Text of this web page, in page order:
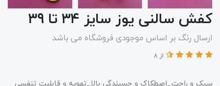
کفش سالنی یوز سایز ۳۴ تا ۳۹
ارسال رنگ بر اساس موجودی فروشگاه می باشد
از 8
سبک و راحت_اصطکاک و چسبندگی بالا_تهویه و قابلیت تنفسی